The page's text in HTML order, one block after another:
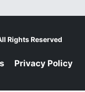
Rights Reserved
Privacy Policy